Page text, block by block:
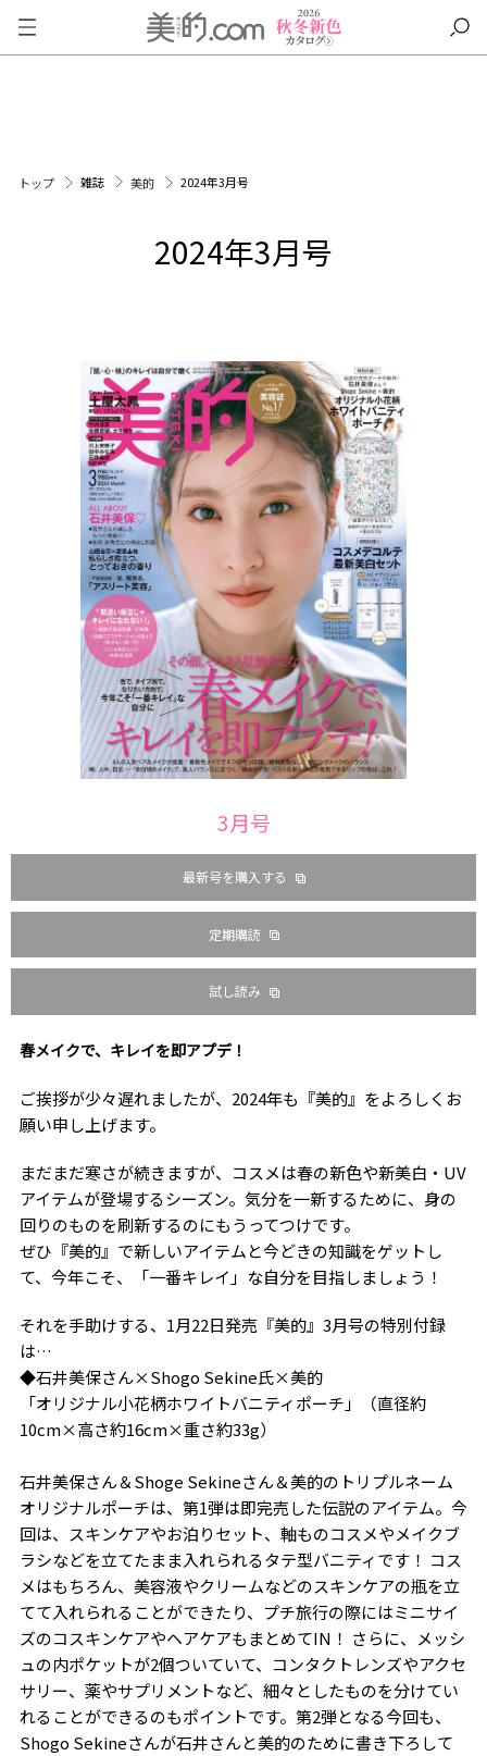
トップ 雑誌 美的 2024年3月号
2024年3月号
3月号
最新号を購入する
定期購読
試し読み
春メイクで、キレイを即アプデ！
ご挨拶が少々遅れましたが、2024年も『美的』をよろしくお
願い申し上げます。
まだまだ寒さが続きますが、コスメは春の新色や新美白・UV
アイテムが登場するシーズン。気分を一新するために、身の
回りのものを刷新するのにもうってつけです。
ぜひ『美的』で新しいアイテムと今どきの知識をゲットし
て、今年こそ、「一番キレイ」な自分を目指しましょう！
それを手助けする、1月22日発売『美的』3月号の特別付録
は…
◆石井美保さん×Shogo Sekine氏×美的
「オリジナル小花柄ホワイトバニティポーチ」（直径約
10cm×高さ約16cm×重さ約33g）
石井美保さん＆Shoge Sekineさん＆美的のトリプルネーム
オリジナルポーチは、第1弾は即完売した伝説のアイテム。今
回は、スキンケアやお泊りセット、軸ものコスメやメイクブ
ラシなどを立てたまま入れられるタテ型バニティです！ コス
メはもちろん、美容液やクリームなどのスキンケアの瓶を立
てて入れられることができたり、プチ旅行の際にはミニサイ
ズのコスキンケアやヘアケアもまとめてIN！ さらに、メッシ
ュの内ポケットが2個ついていて、コンタクトレンズやアクセ
サリー、薬やサプリメントなど、細々としたものを分けてい
れることができるのもポイントです。第2弾となる今回も、
Shogo Sekineさんが石井さんと美的のために書き下ろして